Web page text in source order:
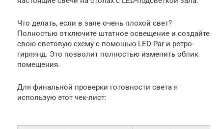
Что делать, если в зале очень плохой свет?
Полностью отключите штатное освещение и создайте
свою световую схему с помощью LED Par и ретро-
гирлянд. Это позволит полностью изменить облик
помещения.
Для финальной проверки готовности света я
использую этот чек-лист: